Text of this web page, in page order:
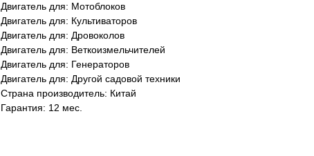
Двигатель для: Мотоблоков
Двигатель для: Культиваторов
Двигатель для: Дровоколов
Двигатель для: Веткоизмельчителей
Двигатель для: Генераторов
Двигатель для: Другой садовой техники
Страна производитель: Китай
Гарантия: 12 мес.